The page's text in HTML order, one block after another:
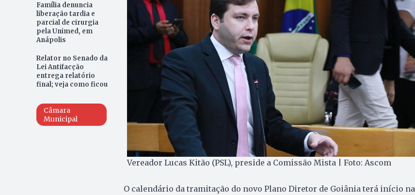
Família denuncia
liberação tardia e
parcial de cirurgia
pela Unimed, em
Anápolis
Relator no Senado da
Lei Antifacção
entrega relatório
final; veja como ficou
Câmara
Municipal
Vereador Lucas Kitão (PSL), preside a Comissão Mista | Foto: Ascom
O calendário da tramitação do novo Plano Diretor de Goiânia terá início na